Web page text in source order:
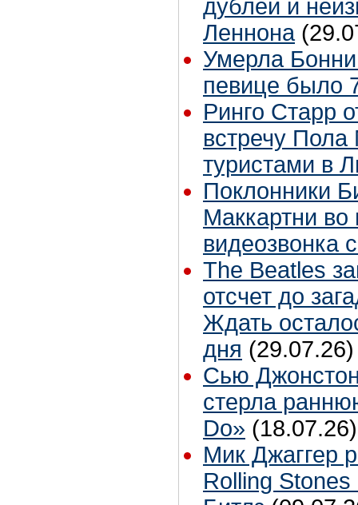
дублей и
Леннона
Умерла
певице было
Ринго Старр
встречу Пола
туристами в
Поклонники
Маккартни во
видеозвонка
The Beatles
отсчет до
Ждать
дня (29.07.26)
Сью
стерла
Do» (18.07.26)
Мик Джаггер
Rolling Stones